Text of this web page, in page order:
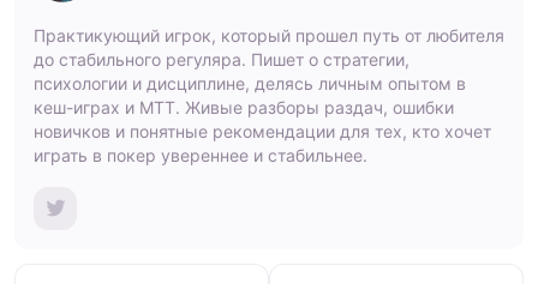
Практикующий игрок, который прошел путь от любителя
до стабильного регуляра. Пишет о стратегии,
психологии и дисциплине, делясь личным опытом в
кеш-играх и МТТ. Живые разборы раздач, ошибки
новичков и понятные рекомендации для тех, кто хочет
играть в покер увереннее и стабильнее.